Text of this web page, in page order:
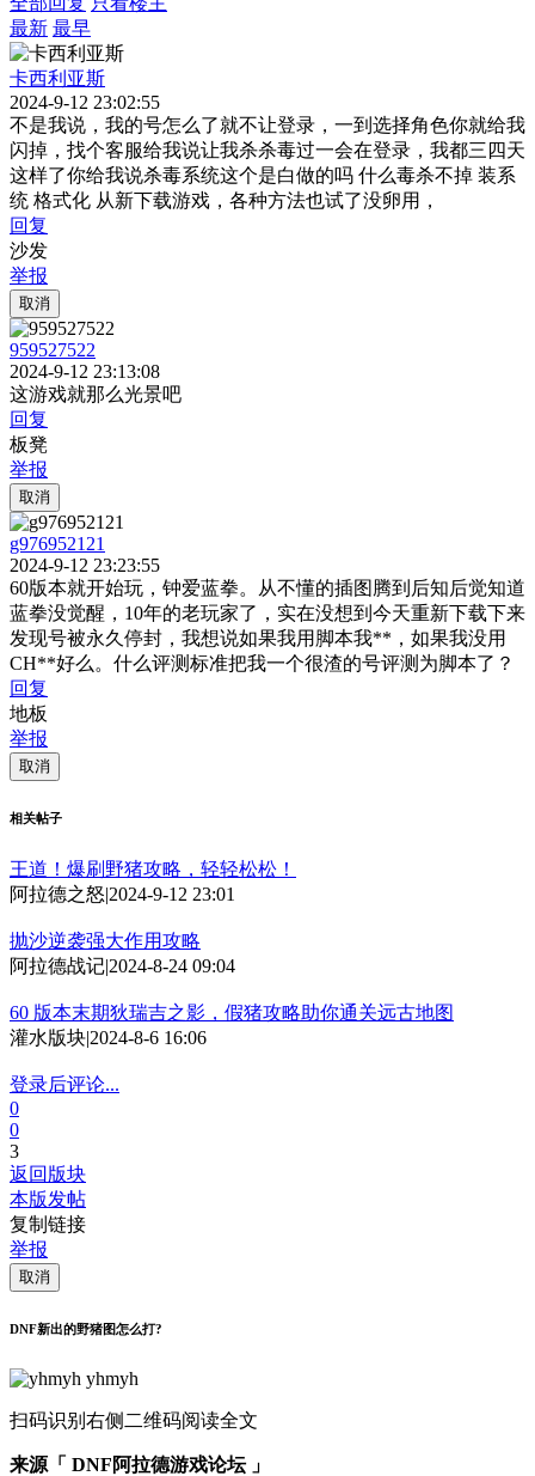
最新 最早
卡西利亚斯
2024-9-12 23:02:55
不是我说，我的号怎么了就不让登录，一到选择角色你就给我
闪掉，找个客服给我说让我杀杀毒过一会在登录，我都三四天
这样了你给我说杀毒系统这个是白做的吗 什么毒杀不掉 装系
统 格式化 从新下载游戏，各种方法也试了没卵用，
回复
沙发
举报
取消
959527522
2024-9-12 23:13:08
这游戏就那么光景吧
回复
板凳
举报
取消
g976952121
2024-9-12 23:23:55
60版本就开始玩，钟爱蓝拳。从不懂的插图腾到后知后觉知道
蓝拳没觉醒，10年的老玩家了，实在没想到今天重新下载下来
发现号被永久停封，我想说如果我用脚本我**，如果我没用
CH**好么。什么评测标准把我一个很渣的号评测为脚本了？
回复
地板
举报
取消
相关帖子
王道！爆刷野猪攻略，轻轻松松！
阿拉德之怒|2024-9-12 23:01
抛沙逆袭强大作用攻略
阿拉德战记|2024-8-24 09:04
60 版本末期狄瑞吉之影，假猪攻略助你通关远古地图
灌水版块|2024-8-6 16:06
登录后评论...
0
0
3
返回版块
本版发帖
复制链接
举报
取消
DNF新出的野猪图怎么打?
yhmyh
扫码识别右侧二维码阅读全文
来源「 DNF阿拉德游戏论坛 」